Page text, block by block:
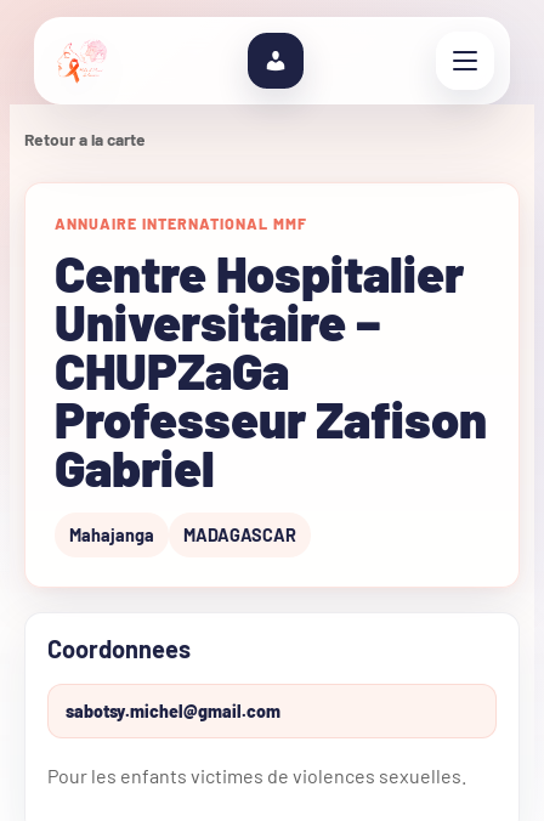
Retour a la carte
ANNUAIRE INTERNATIONAL MMF
Centre Hospitalier
Universitaire –
CHUPZaGa
Professeur Zafison
Gabriel
Mahajanga MADAGASCAR
Coordonnees
sabotsy.michel@gmail.com
Pour les enfants victimes de violences sexuelles.